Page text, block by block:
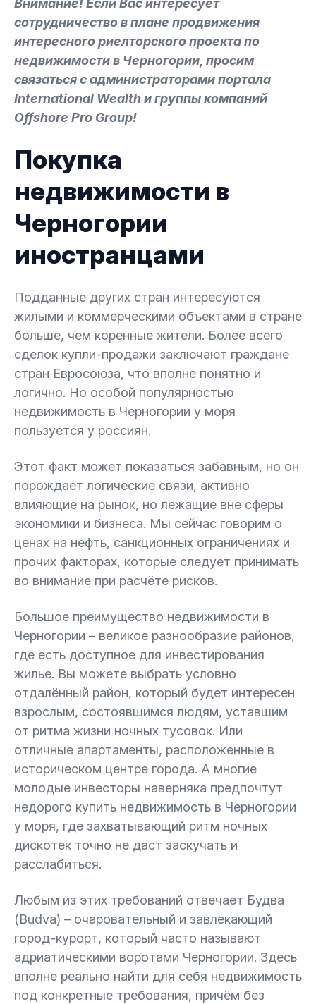
сотрудничество в плане продвижения
интересного риелторского проекта по
недвижимости в Черногории, просим
связаться с администраторами портала
International Wealth и группы компаний
Offshore Pro Group!
Покупка
недвижимости в
Черногории
иностранцами
Подданные других стран интересуются
жилыми и коммерческими объектами в стране
больше, чем коренные жители. Более всего
сделок купли-продажи заключают граждане
стран Евросоюза, что вполне понятно и
логично. Но особой популярностью
недвижимость в Черногории у моря
пользуется у россиян.
Этот факт может показаться забавным, но он
порождает логические связи, активно
влияющие на рынок, но лежащие вне сферы
экономики и бизнеса. Мы сейчас говорим о
ценах на нефть, санкционных ограничениях и
прочих факторах, которые следует принимать
во внимание при расчёте рисков.
Большое преимущество недвижимости в
Черногории – великое разнообразие районов,
где есть доступное для инвестирования
жилье. Вы можете выбрать условно
отдалённый район, который будет интересен
взрослым, состоявшимся людям, уставшим
от ритма жизни ночных тусовок. Или
отличные апартаменты, расположенные в
историческом центре города. А многие
молодые инвесторы наверняка предпочтут
недорого купить недвижимость в Черногории
у моря, где захватывающий ритм ночных
дискотек точно не даст заскучать и
расслабиться.
Любым из этих требований отвечает Будва
(Budva) – очаровательный и завлекающий
город-курорт, который часто называют
адриатическими воротами Черногории. Здесь
вполне реально найти для себя недвижимость
под конкретные требования, причём без